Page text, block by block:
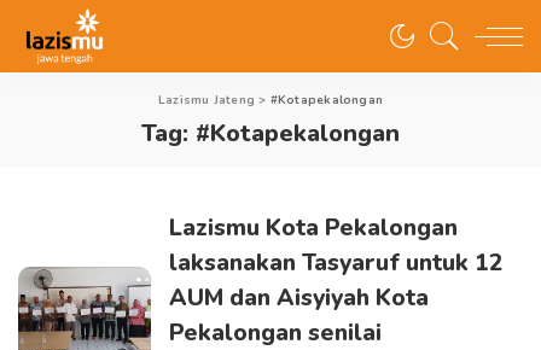
Lazismu Jateng > #Kotapekalongan
Tag: #Kotapekalongan
Lazismu Kota Pekalongan
laksanakan Tasyaruf untuk 12
AUM dan Aisyiyah Kota
Pekalongan senilai